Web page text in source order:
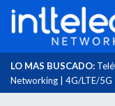
LO MAS BUSCADO:
Networking
4G/LTE/5G